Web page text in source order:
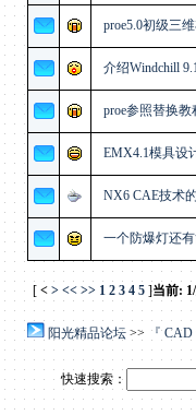
proe5.0初级三
介绍Windchill
proe参照替换教
EMX4.1模具设
NX6 CAE技术
一个防爆灯还
[ < > << >> 1 2 3 4 5]当前:
阳光精品论坛>> 『 CAD
快速搜索：